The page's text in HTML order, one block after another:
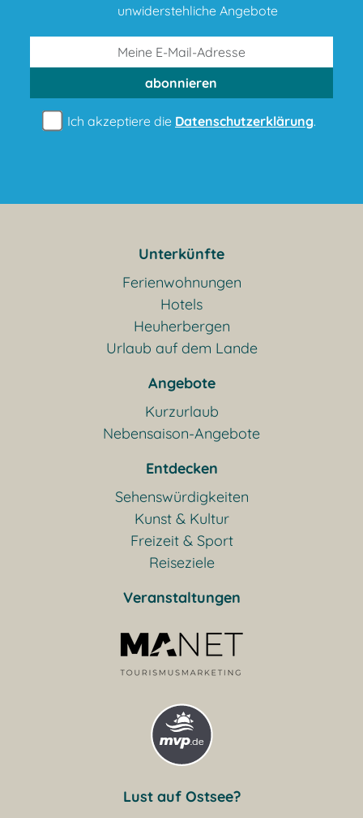
unwiderstehliche Angebote
abonnieren
Ich akzeptiere die Datenschutzerklärung.
Unterkünfte
Ferienwohnungen
Hotels
Heuherbergen
Urlaub auf dem Lande
Angebote
Kurzurlaub
Nebensaison-Angebote
Entdecken
Sehenswürdigkeiten
Kunst & Kultur
Freizeit & Sport
Reiseziele
Veranstaltungen
Lust auf Ostsee?